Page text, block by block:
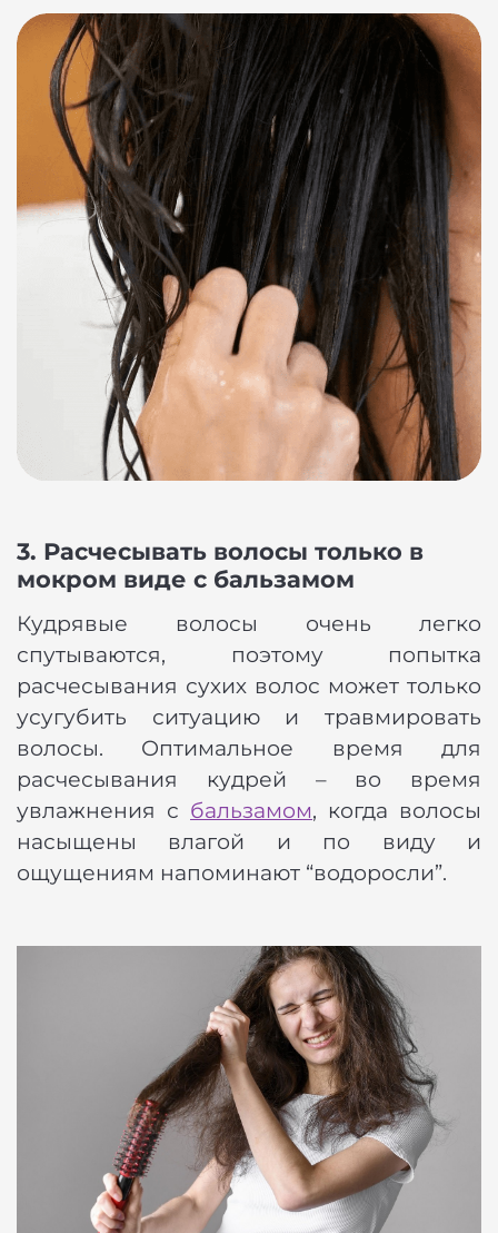
3. Расчесывать волосы только в
мокром виде с бальзамом
Кудрявые волосы очень легко
спутываются, поэтому попытка
расчесывания сухих волос может только
усугубить ситуацию и травмировать
волосы. Оптимальное время для
расчесывания кудрей – во время
увлажнения с бальзамом, когда волосы
насыщены влагой и по виду и
ощущениям напоминают “водоросли”.